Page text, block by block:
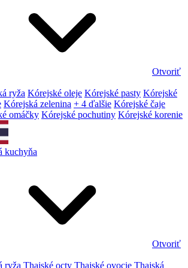
Otvoriť
ryža Kórejské oleje Kórejské pasty Kórejské
Kórejská zelenina + 4 ďalšie Kórejské čaje
omáčky Kórejské pochutiny Kórejské korenie
kuchyňa
Otvoriť
ryža Thajské octy Thajské ovocie Thajská